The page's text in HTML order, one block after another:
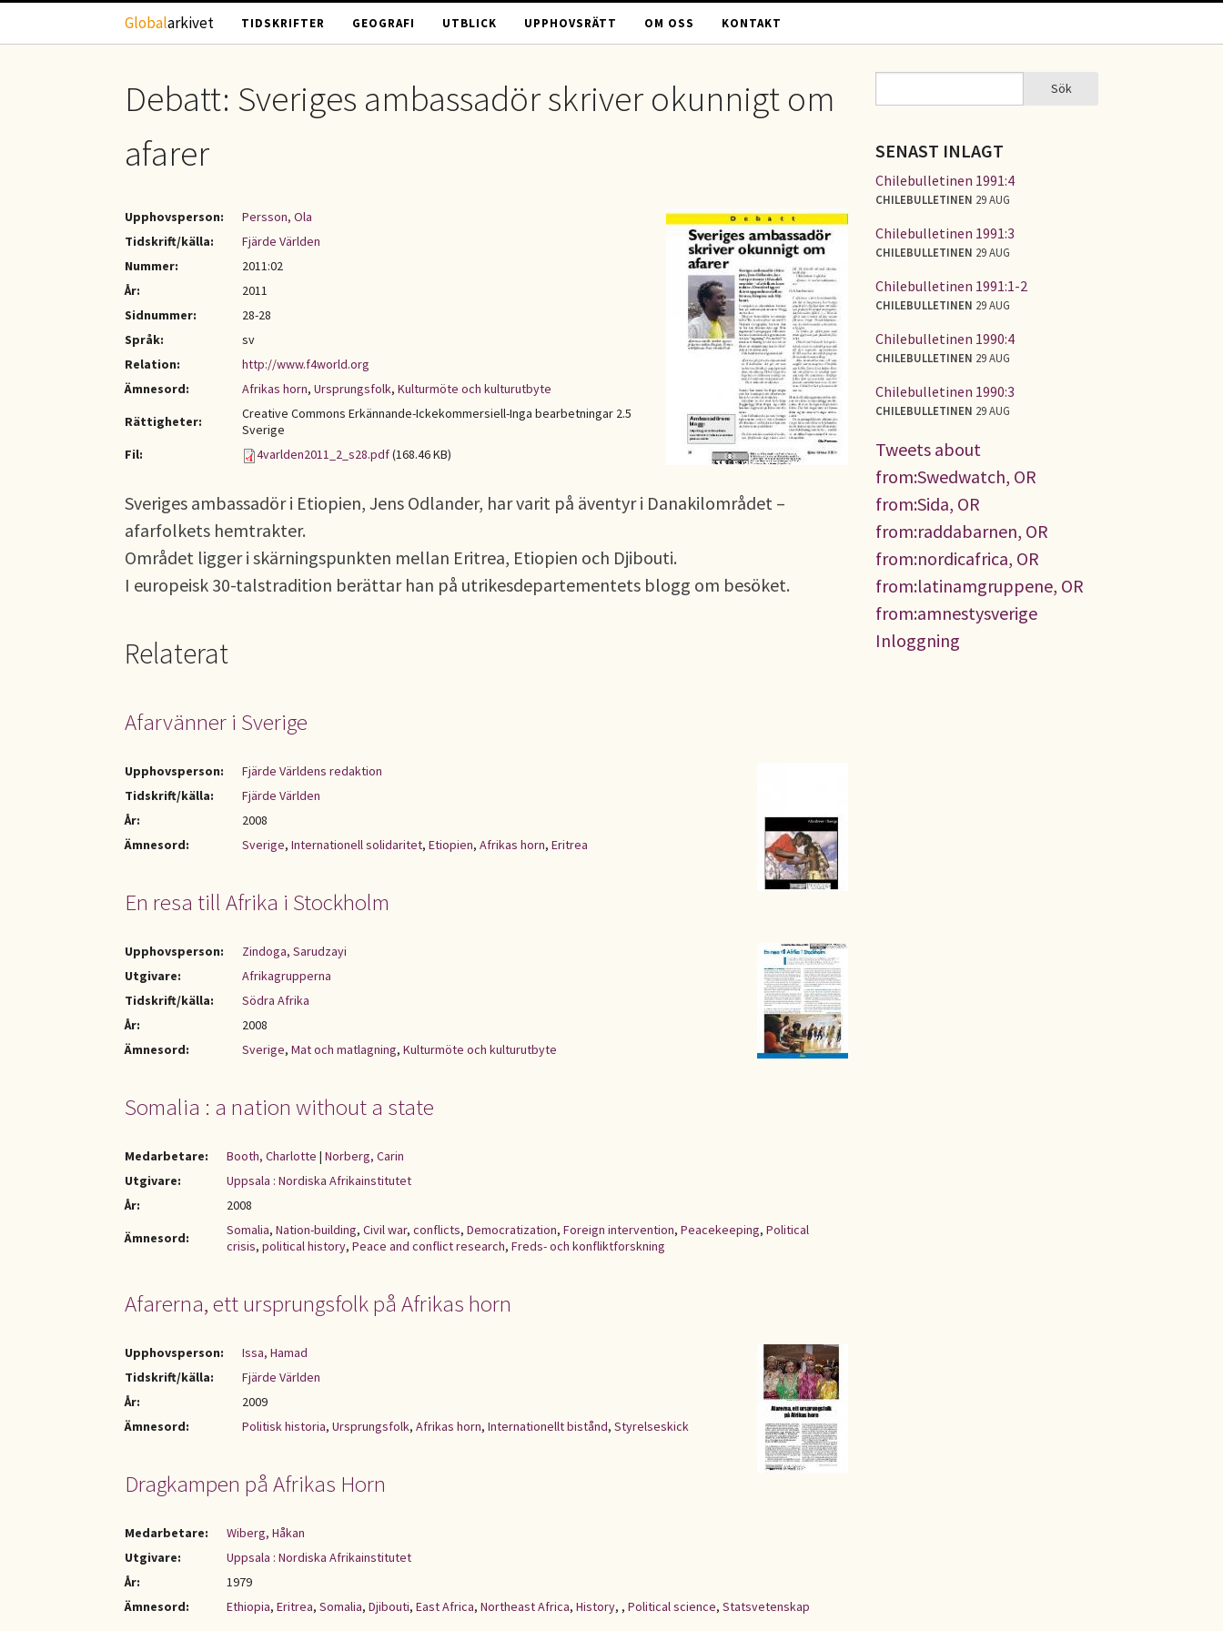
Hoppa till huvudinnehåll
Globalarkivet TIDSKRIFTER GEOGRAFI UTBLICK UPPHOVSRÄTT OM OSS KONTAKT
Debatt: Sveriges ambassadör skriver okunnigt om
afarer
Upphovsperson:
Persson, Ola
Tidskrift/källa:
Fjärde Världen
Nummer:
2011:02
År:
2011
Sidnummer:
28-28
Språk:
sv
Relation:
http://www.f4world.org
Ämnesord:
Afrikas horn, Ursprungsfolk, Kulturmöte och kulturutbyte
Rättigheter:
Creative Commons Erkännande-Ickekommersiell-Inga bearbetningar 2.5
Sverige
Fil:
4varlden2011_2_s28.pdf(168.46 KB)
Sveriges ambassadör i Etiopien, Jens Odlander, har varit på äventyr i Danakilområdet –
afarfolkets hemtrakter.
Området ligger i skärningspunkten mellan Eritrea, Etiopien och Djibouti.
I europeisk 30-talstradition berättar han på utrikesdepartementets blogg om besöket.
Relaterat
Afarvänner i Sverige
Upphovsperson:
Fjärde Världens redaktion
Tidskrift/källa:
Fjärde Världen
År:
2008
Ämnesord:
Sverige, Internationell solidaritet, Etiopien, Afrikas horn, Eritrea
En resa till Afrika i Stockholm
Upphovsperson:
Zindoga, Sarudzayi
Utgivare:
Afrikagrupperna
Tidskrift/källa:
Södra Afrika
År:
2008
Ämnesord:
Sverige, Mat och matlagning, Kulturmöte och kulturutbyte
Somalia : a nation without a state
Medarbetare: Booth, Charlotte | Norberg, Carin
Utgivare:
Uppsala : Nordiska Afrikainstitutet
År:
2008
Ämnesord:
Somalia, Nation-building, Civil war, conflicts, Democratization, Foreign intervention, Peacekeeping, Political
crisis, political history, Peace and conflict research, Freds- och konfliktforskning
Afarerna, ett ursprungsfolk på Afrikas horn
Upphovsperson:
Issa, Hamad
Tidskrift/källa:
Fjärde Världen
År:
2009
Ämnesord:
Politisk historia, Ursprungsfolk, Afrikas horn, Internationellt bistånd, Styrelseskick
Dragkampen på Afrikas Horn
Medarbetare:
Wiberg, Håkan
Utgivare:
Uppsala : Nordiska Afrikainstitutet
År:
1979
Ämnesord:
Ethiopia, Eritrea, Somalia, Djibouti, East Africa, Northeast Africa, History, , Political science, Statsvetenskap
SÖKFORMULÄR Sök
SENAST INLAGT
Chilebulletinen 1991:4
CHILEBULLETINEN 29 AUG
Chilebulletinen 1991:3
CHILEBULLETINEN 29 AUG
Chilebulletinen 1991:1-2
CHILEBULLETINEN 29 AUG
Chilebulletinen 1990:4
CHILEBULLETINEN 29 AUG
Chilebulletinen 1990:3
CHILEBULLETINEN 29 AUG
Tweets about
from:Swedwatch, OR
from:Sida, OR
from:raddabarnen, OR
from:nordicafrica, OR
from:latinamgruppene, OR
from:amnestysverige
Inloggning